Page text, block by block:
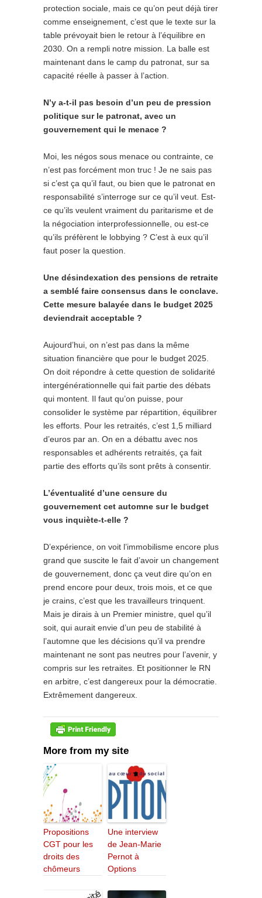
protection sociale, mais ce qu’on peut déjà tirer
comme enseignement, c’est que le texte sur la
table prévoyait bien le retour à l’équilibre en
2030. On a rempli notre mission. La balle est
maintenant dans le camp du patronat, sur sa
capacité réelle à passer à l’action.
N’y a-t-il pas besoin d’un peu de pression
politique sur le patronat, avec un
gouvernement qui le menace ?
Moi, les négos sous menace ou contrainte, ce
n’est pas forcément mon truc ! Je ne sais pas
si c’est ça qu’il faut, ou bien que le patronat en
responsabilité s’interroge sur ce qu’il veut. Est-
ce qu’ils veulent vraiment du paritarisme et de
la négociation interprofessionnelle, ou est-ce
qu’ils préfèrent le lobbying ? C’est à eux qu’il
faut poser la question.
Une désindexation des pensions de retraite
a semblé faire consensus dans le conclave.
Cette mesure balayée dans le budget 2025
deviendrait acceptable ?
Aujourd’hui, on n’est pas dans la même
situation financière que pour le budget 2025.
On doit répondre à cette question de solidarité
intergénérationnelle qui fait partie des débats
qui montent. Il faut qu’on puisse, pour
consolider le système par répartition, équilibrer
les efforts. Pour les retraités, c’est 1,5 milliard
d’euros par an. On en a débattu avec nos
responsables et adhérents retraités, ça fait
partie des efforts qu’ils sont prêts à consentir.
L’éventualité d’une censure du
gouvernement cet automne sur le budget
vous inquiète-t-elle ?
D’expérience, on voit l’immobilisme encore plus
grand que suscite le fait d’avoir un changement
de gouvernement, donc ça veut dire qu’on en
prend encore pour deux, trois mois, et ce que
je crains, c’est que les travailleurs trinquent.
Mais je dirais à un Premier ministre, quel qu’il
soit, qui aurait envie d’un peu de stabilité à
l’automne que les décisions qu’il va prendre
maintenant ne sont pas neutres pour l’avenir, y
compris sur les retraites. Et positionner le RN
en arbitre, c’est dangereux pour la démocratie.
Extrêmement dangereux.
More from my site
Propositions
CGT pour les
droits des
chômeurs
Une interview
de Jean-Marie
Pernot à
Options